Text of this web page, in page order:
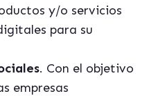
y/o servicios
para su
. Con el objetivo
empresas